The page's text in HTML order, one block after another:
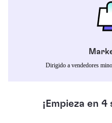
Dirigido a vendedores
¡Empieza en